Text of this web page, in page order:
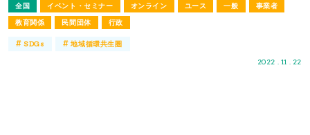
全国 イベント・セミナー オンライン ユース 一般
事業者
教育関係
民間団体 行政
2022 . 11 . 22
#SDGs #地域循環共生圏